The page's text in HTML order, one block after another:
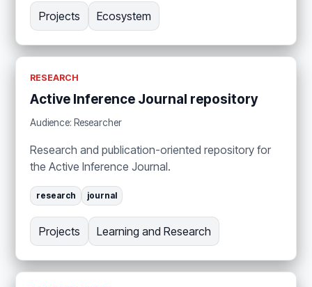
Projects Ecosystem
RESEARCH
Active Inference Journal repository
Audience: Researcher
Research and publication-oriented repository for
the Active Inference Journal.
research journal
Projects Learning and Research